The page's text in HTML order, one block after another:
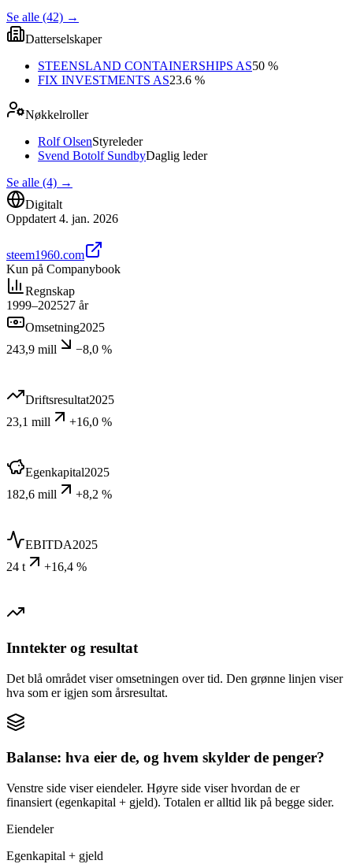
Se alle (42) →
Datterselskaper
STEENSLAND CONTAINERSHIPS AS50 %
FIX INVESTMENTS AS23.6 %
Nøkkelroller
Rolf OlsenStyreleder
Svend Botolf SundbyDaglig leder
Se alle (4) →
Digitalt
Oppdatert 4. jan. 2026
steem1960.com
Kun på Companybook
Regnskap
1999–202527 år
Omsetning2025
243,9 mill
−8,0 %
Driftsresultat2025
23,1 mill
+16,0 %
Egenkapital2025
182,6 mill
+8,2 %
EBITDA2025
24 t
+16,4 %
Inntekter og resultat
Det blå området viser omsetningen over tid. Den grønne linjen viser
hva som er igjen som årsresultat.
Balanse: hva eier de, og hvem skylder de penger?
Venstre side viser eiendeler. Høyre side viser hvordan de er
finansiert (egenkapital + gjeld). Totalen er alltid lik på begge sider.
Eiendeler
Egenkapital + gjeld